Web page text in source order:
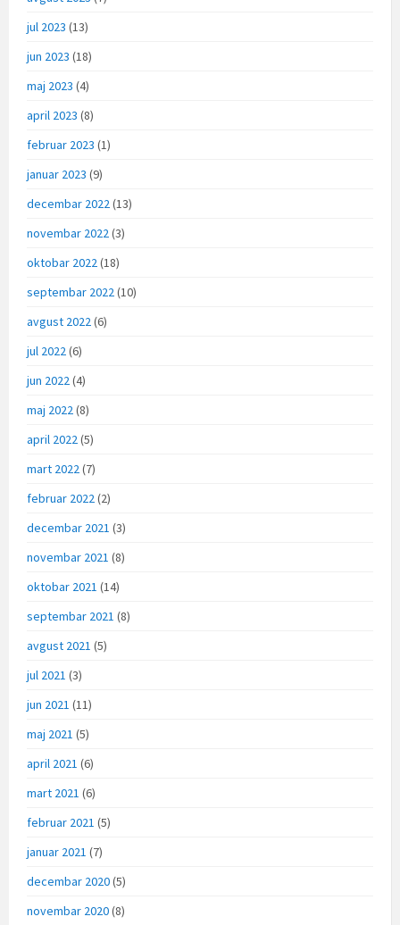
jul 2023 (13)
jun 2023 (18)
maj 2023 (4)
april 2023 (8)
februar 2023 (1)
januar 2023 (9)
decembar 2022(13)
novembar 2022(3)
oktobar 2022(18)
septembar 2022(10)
avgust 2022(6)
jul 2022(6)
jun 2022(4)
maj 2022(8)
april 2022(5)
mart 2022(7)
februar 2022(2)
decembar 2021 (3)
novembar 2021 (8)
oktobar 2021 (14)
septembar 2021 (8)
avgust 2021 (5)
jul 2021 (3)
jun 2021 (11)
maj 2021 (5)
april 2021 (6)
mart 2021 (6)
februar 2021 (5)
januar 2021 (7)
decembar 2020(5)
novembar 2020(8)